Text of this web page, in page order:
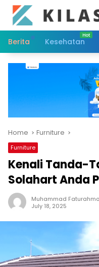
Skip
content
Berita
Kesehatan
Home Furniture
Furniture
Kenali Tanda-
Solahart Anda
Muhammad
July 18, 2025